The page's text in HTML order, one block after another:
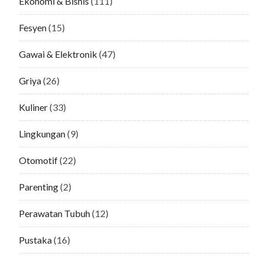
Fesyen(15)
Gawai & Elektronik (47)
Griya(26)
Kuliner(33)
Lingkungan(9)
Otomotif(22)
Parenting(2)
Perawatan Tubuh(12)
Pustaka(16)